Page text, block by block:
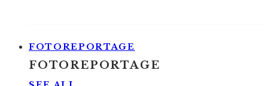
FOTOREPORTAGE
FOTOREPORTAGE